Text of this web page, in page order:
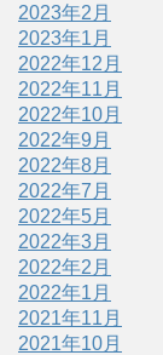
2023年2月
2023年1月
2022年12月
2022年11月
2022年10月
2022年9月
2022年8月
2022年7月
2022年5月
2022年3月
2022年2月
2022年1月
2021年11月
2021年10月